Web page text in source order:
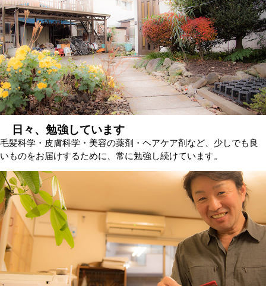
日々、勉強しています
毛髪科学・皮膚科学・美容の薬剤・ヘアケア剤など、少しでも良
いものをお届けするために、常に勉強し続けています。